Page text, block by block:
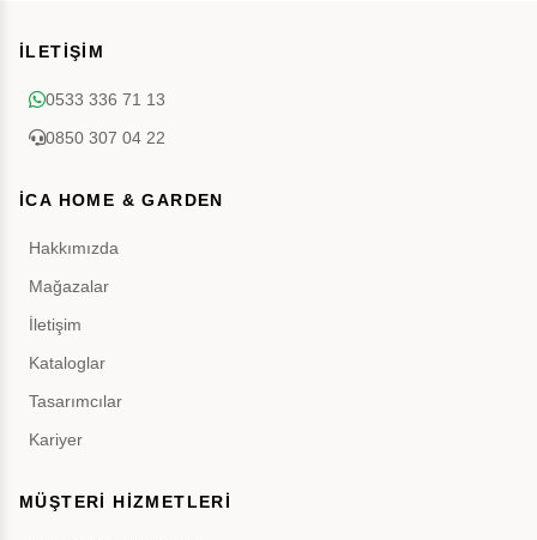
İLETİŞİM
0533 336 71 13
0850 307 04 22
İCA HOME & GARDEN
Hakkımızda
Mağazalar
İletişim
Kataloglar
Tasarımcılar
Kariyer
MÜŞTERİ HİZMETLERİ